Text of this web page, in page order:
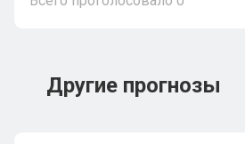
Другие прогнозы